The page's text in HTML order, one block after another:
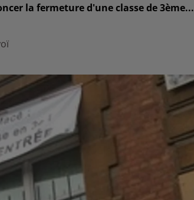
la fermeture d'une classe de 3ème...